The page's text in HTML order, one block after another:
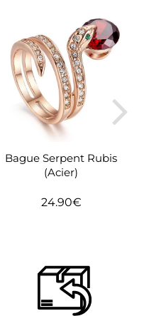
Bague Serpent Rubis
(Acier)
Prix
24.90€